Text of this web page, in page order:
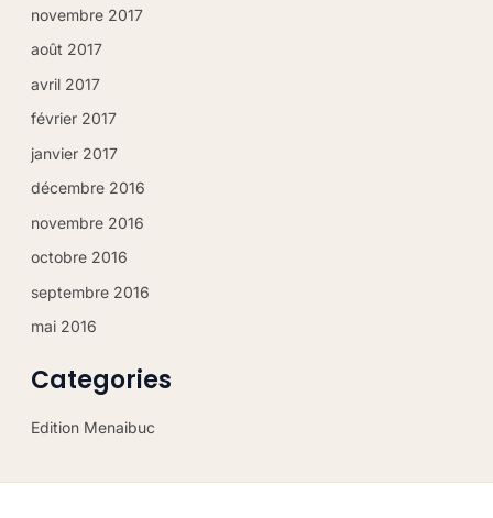
novembre 2017
août 2017
avril 2017
février 2017
janvier 2017
décembre 2016
novembre 2016
octobre 2016
septembre 2016
mai 2016
Categories
Edition Menaibuc